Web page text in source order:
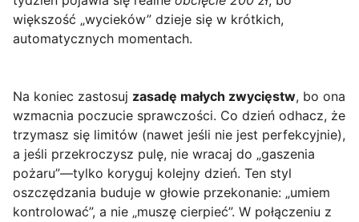
większość „wycieków” dzieje się w krótkich,
automatycznych momentach.
Na koniec zastosuj zasadę małych zwycięstw, bo ona
wzmacnia poczucie sprawczości. Co dzień odhacz, że
trzymasz się limitów (nawet jeśli nie jest perfekcyjnie),
a jeśli przekroczysz pulę, nie wracaj do „gaszenia
pożaru”—tylko koryguj kolejny dzień. Ten styl
oszczędzania buduje w głowie przekonanie: „umiem
kontrolować”, a nie „muszę cierpieć”. W połączeniu z